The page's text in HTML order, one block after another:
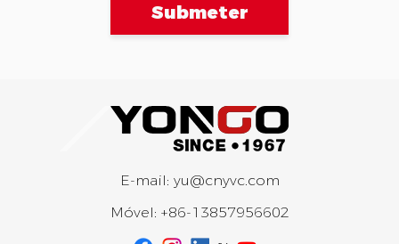
Submeter
E-mail: yu@cnyvc.com
Móvel: +86-13857956602